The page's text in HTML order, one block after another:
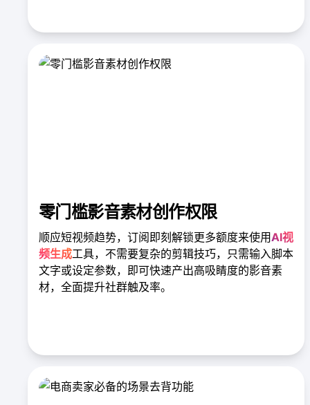
零门槛影音素材创作权限
顺应短视频趋势，订阅即刻解锁更多额度来使用AI视
频生成工具，不需要复杂的剪辑技巧，只需输入脚本
文字或设定参数，即可快速产出高吸睛度的影音素
材，全面提升社群触及率。